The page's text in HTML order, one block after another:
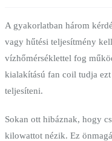
A gyakorlatban három
vagy hűtési teljesítmény
vízhőmérséklettel fog
kialakítású fan coil tudja
teljesíteni.
Sokan ott hibáznak, hogy
kilowattot nézik. Ez